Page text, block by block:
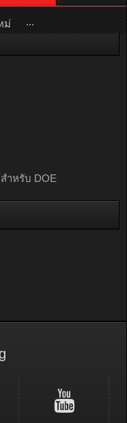
ติม คลิกที่นี่
ำหรับ DOE
ม่ ...